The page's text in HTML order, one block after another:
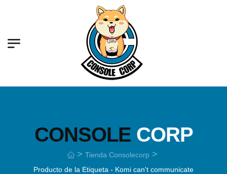
CONSOLE CORP
> Tienda Consolecorp >
Producto de la Etiqueta - Komi can't communicate